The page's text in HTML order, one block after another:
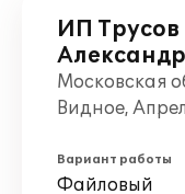
ИП
Московская
Видное,
Вариант работы
Файловый